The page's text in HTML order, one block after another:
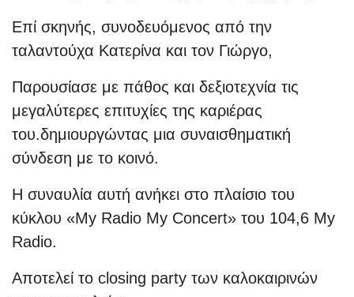
Επί σκηνής, συνοδευόμενος από την
ταλαντούχα Κατερίνα και τον Γιώργο,
Παρουσίασε με πάθος και δεξιοτεχνία τις
μεγαλύτερες επιτυχίες της καριέρας
του.δημιουργώντας μια συναισθηματική
σύνδεση με το κοινό.
Η συναυλία αυτή ανήκει στο πλαίσιο του
κύκλου «My Radio My Concert» του 104,6 My
Radio.
Αποτελεί το closing party των καλοκαιρινών